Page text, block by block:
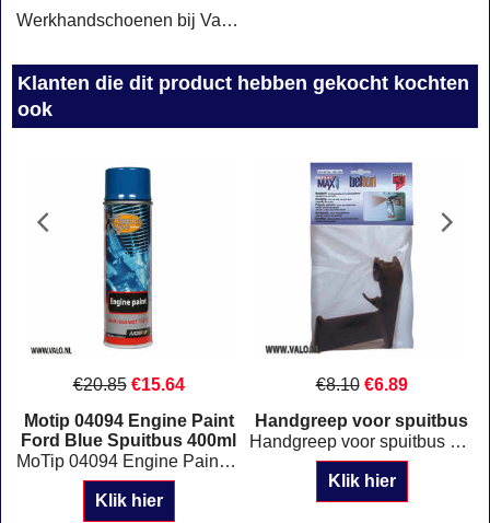
Werkhandschoenen bij Valo Trading Ridderkerk
Klanten die dit product hebben gekocht kochten
ook
€20.85 €15.64
Motip 04094 Engine Paint
Ford Blue Spuitbus 400ml
MoTip 04094 Engine Paint Ford BlueSpuitbus 400ml
Klik hier
€8.10 €6.89
Handgreep voor spuitbus
Handgreep voor spuitbus Eenvoudig te hanteren Nauwkeuriger spuiten Spuiten als met een spuitpistool
Klik hier